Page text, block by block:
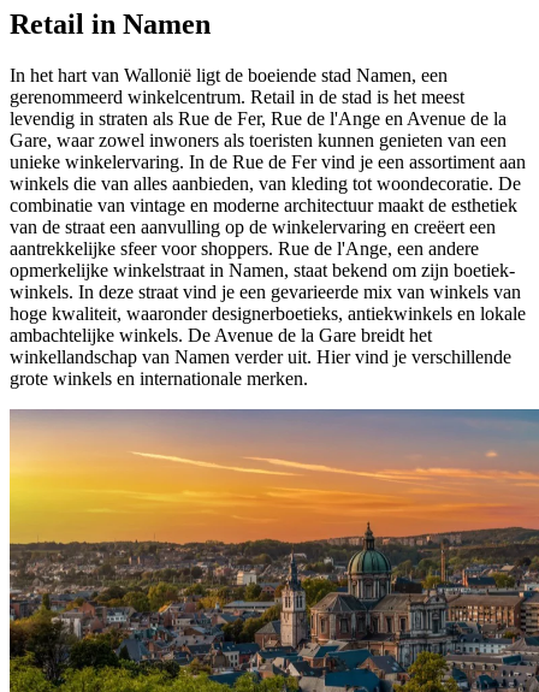
Retail in Namen
In het hart van Wallonië ligt de boeiende stad Namen, een
gerenommeerd winkelcentrum. Retail in de stad is het meest
levendig in straten als Rue de Fer, Rue de l'Ange en Avenue de la
Gare, waar zowel inwoners als toeristen kunnen genieten van een
unieke winkelervaring. In de Rue de Fer vind je een assortiment aan
winkels die van alles aanbieden, van kleding tot woondecoratie. De
combinatie van vintage en moderne architectuur maakt de esthetiek
van de straat een aanvulling op de winkelervaring en creëert een
aantrekkelijke sfeer voor shoppers. Rue de l'Ange, een andere
opmerkelijke winkelstraat in Namen, staat bekend om zijn boetiek-
winkels. In deze straat vind je een gevarieerde mix van winkels van
hoge kwaliteit, waaronder designerboetieks, antiekwinkels en lokale
ambachtelijke winkels. De Avenue de la Gare breidt het
winkellandschap van Namen verder uit. Hier vind je verschillende
grote winkels en internationale merken.